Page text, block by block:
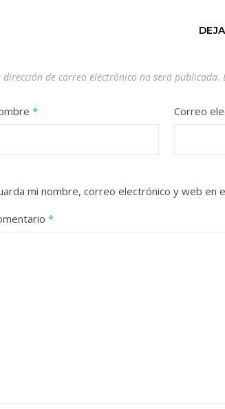
dirección de correo electrónico no será publicada.
* Correo
mi nombre, correo electrónico y web en
*